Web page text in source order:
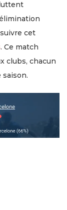
cet
. Ce match
clubs, chacun